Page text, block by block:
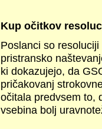
Kup očitkov
Poslanci so
pristransko
ki dokazujejo, da
pričakovanj
očitala predvsem to,
vsebina bolj